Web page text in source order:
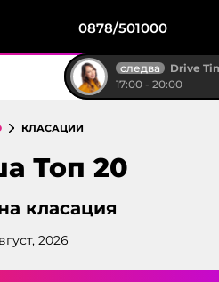
0878/501000
следва
Drive
17:00 - 20:00
КЛАСАЦИИ
Топ 20
класация
2026